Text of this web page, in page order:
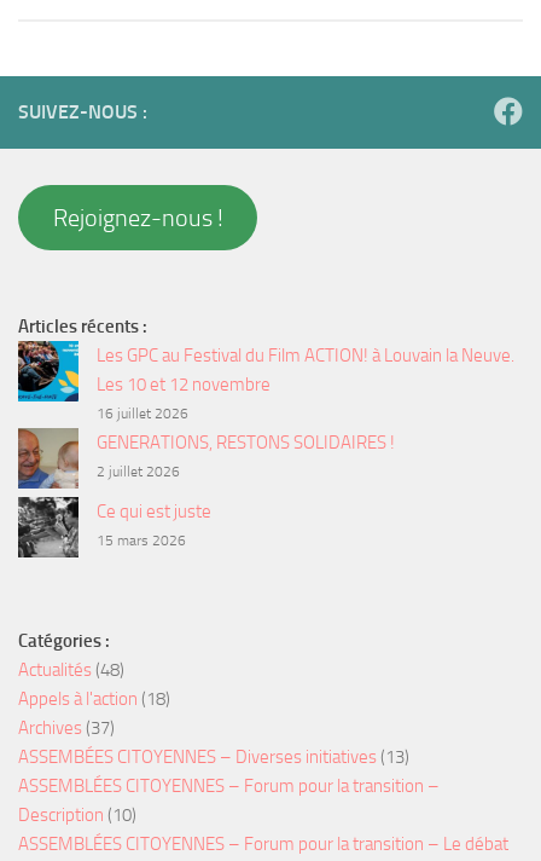
SUIVEZ-NOUS :
Rejoignez-nous !
Articles récents :
Les GPC au Festival du Film ACTION! à Louvain la Neuve.
Les 10 et 12 novembre
16 juillet 2026
GENERATIONS, RESTONS SOLIDAIRES !
2 juillet 2026
Ce qui est juste
15 mars 2026
Catégories :
Actualités (48)
Appels à l'action (18)
Archives (37)
ASSEMBÉES CITOYENNES – Diverses initiatives (13)
ASSEMBLÉES CITOYENNES – Forum pour la transition –
Description (10)
ASSEMBLÉES CITOYENNES – Forum pour la transition – Le débat